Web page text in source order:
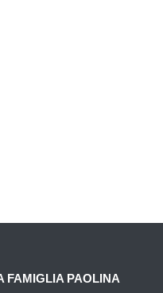
FAMIGLIA PAOLINA